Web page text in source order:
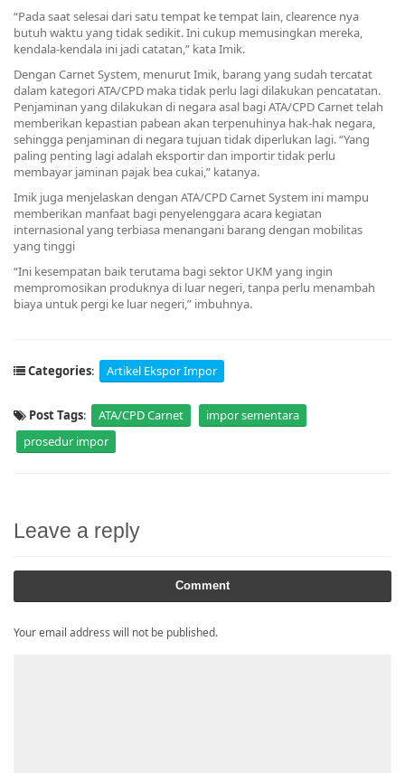
“Pada saat selesai dari satu tempat ke tempat lain, clearence nya
butuh waktu yang tidak sedikit. Ini cukup memusingkan mereka,
kendala-kendala ini jadi catatan,” kata Imik.
Dengan Carnet System, menurut Imik, barang yang sudah tercatat
dalam kategori ATA/CPD maka tidak perlu lagi dilakukan pencatatan.
Penjaminan yang dilakukan di negara asal bagi ATA/CPD Carnet telah
memberikan kepastian pabean akan terpenuhinya hak-hak negara,
sehingga penjaminan di negara tujuan tidak diperlukan lagi. “Yang
paling penting lagi adalah eksportir dan importir tidak perlu
membayar jaminan pajak bea cukai,” katanya.
Imik juga menjelaskan dengan ATA/CPD Carnet System ini mampu
memberikan manfaat bagi penyelenggara acara kegiatan
internasional yang terbiasa menangani barang dengan mobilitas
yang tinggi
“Ini kesempatan baik terutama bagi sektor UKM yang ingin
mempromosikan produknya di luar negeri, tanpa perlu menambah
biaya untuk pergi ke luar negeri,” imbuhnya.
Categories: Artikel Ekspor Impor
Post Tags: ATA/CPD Carnet
impor sementara
prosedur impor
Leave a reply
Comment
Your email address will not be published.